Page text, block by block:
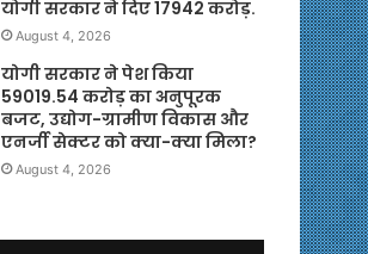
योगी सरकार ने दिए 17942 करोड़.
August 4, 2026
योगी सरकार ने पेश किया
59019.54 करोड़ का अनुपूरक
बजट, उद्योग-ग्रामीण विकास और
एनर्जी सेक्टर को क्या-क्या मिला?
August 4, 2026